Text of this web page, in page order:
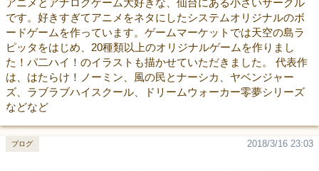
です。好きすぎてアニメをネタにしたシステムオリジナルのボ
ードゲームを作っています。ゲームマーケットでは天空の島ラ
ピッタをはじめ、20種類以上のオリジナルゲームを作りまし
た！パ二ハイ！のイラストも描かせていただきました。 代表作
は、はたらけ！ノーミン、風の民とナーシカ、ヤベンジャー
ズ、ラブラブハイスクール、ドリームウォーカー零夢シリーズ
などなど
2018/3/16 23:03
ブログ